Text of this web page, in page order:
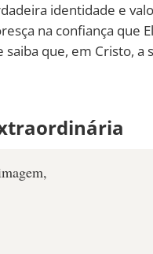
identidade e
na confiança que
saiba que, em Cristo,